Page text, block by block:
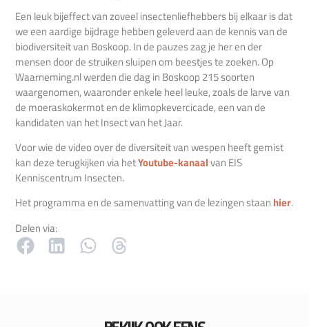
Een leuk bijeffect van zoveel insectenliefhebbers bij elkaar is dat
we een aardige bijdrage hebben geleverd aan de kennis van de
biodiversiteit van Boskoop. In de pauzes zag je her en der
mensen door de struiken sluipen om beestjes te zoeken. Op
Waarneming.nl werden die dag in Boskoop 215 soorten
waargenomen, waaronder enkele heel leuke, zoals de larve van
de moeraskokermot en de klimopkevercicade, een van de
kandidaten van het Insect van het Jaar.
Voor wie de video over de diversiteit van wespen heeft gemist
kan deze terugkijken via hetYoutube-kanaalvan EIS
Kenniscentrum Insecten.
Het programma en de samenvatting van de lezingen staan hier.
Delen via: